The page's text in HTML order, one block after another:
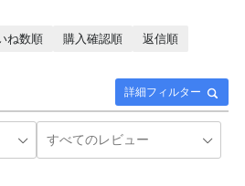
詳細フィルター
ね数順 購入確認順
返信順